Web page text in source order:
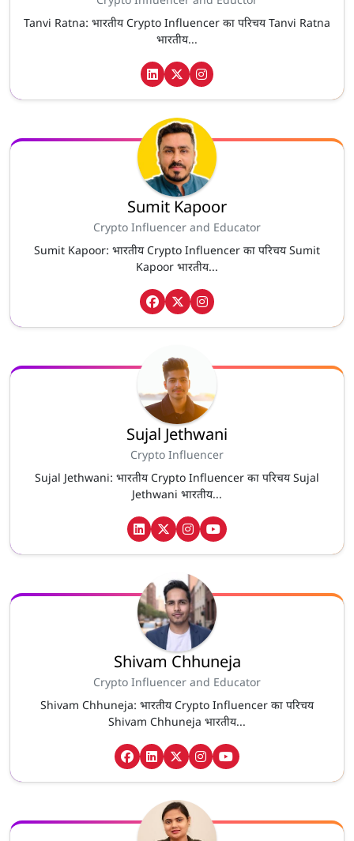
Tanvi Ratna: भारतीय Crypto Influencer का परिचय Tanvi Ratna
भारतीय...
Sumit Kapoor
Crypto Influencer and Educator
Sumit Kapoor: भारतीय Crypto Influencer का परिचय Sumit
Kapoor भारतीय...
Sujal Jethwani
Crypto Influencer
Sujal Jethwani: भारतीय Crypto Influencer का परिचय Sujal
Jethwani भारतीय...
Shivam Chhuneja
Crypto Influencer and Educator
Shivam Chhuneja: भारतीय Crypto Influencer का परिचय
Shivam Chhuneja भारतीय...